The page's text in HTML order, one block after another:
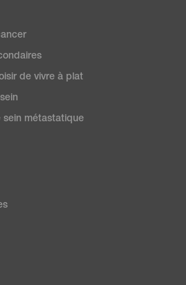
de vivre à plat
sein métastatique